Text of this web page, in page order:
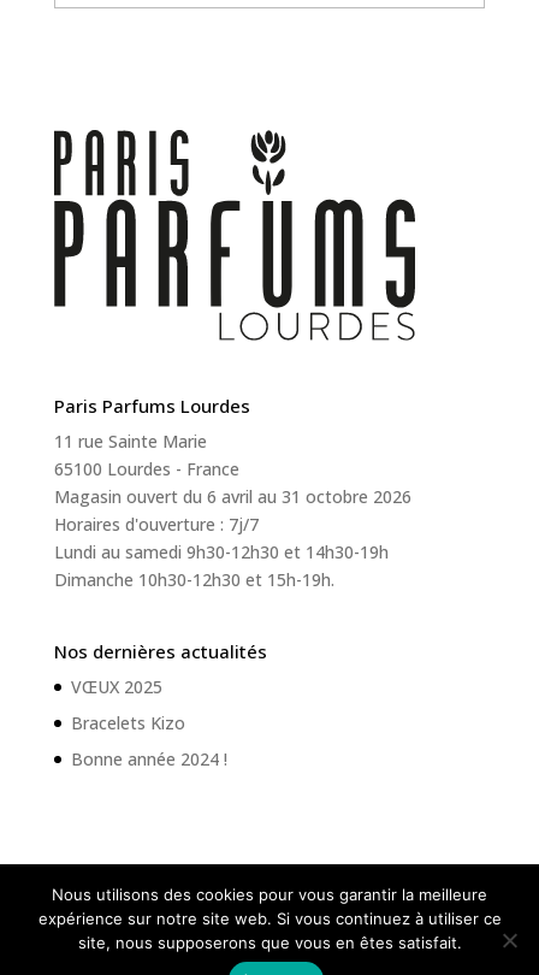
Paris Parfums Lourdes
11 rue Sainte Marie
65100 Lourdes - France
Magasin ouvert du 6 avril au 31 octobre 2026
Horaires d'ouverture : 7j/7
Lundi au samedi 9h30-12h30 et 14h30-19h
Dimanche 10h30-12h30 et 15h-19h.
Nos dernières actualités
VŒUX 2025
Bracelets Kizo
Bonne année 2024 !
Paris Parfums Lourdes - 2020 - Tous droits réservés |
Nous utilisons des cookies pour vous garantir la meilleure
expérience sur notre site web. Si vous continuez à utiliser ce
site, nous supposerons que vous en êtes satisfait.